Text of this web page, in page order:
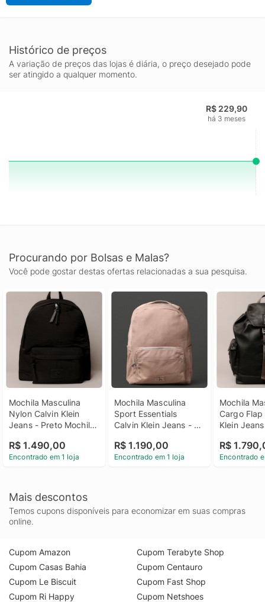
Histórico de preços
A variação de preços das lojas é diária, o preço desejado pode
ser atingido a qualquer momento.
R$ 229,90
há 3 meses
Procurando por Bolsas e Malas?
Você pode gostar destas ofertas relacionadas a sua pesquisa.
Mochila Masculina
Nylon Calvin Klein
Jeans - Preto Mochila
Calvin Klein Jeans
Preto u
R$ 1.490,00
Encontrado em 1 loja
Mochila Masculina
Sport Essentials
Calvin Klein Jeans -
Masculina Sport
Essentials Calvin Klein
R$ 1.190,00
Encontrado em 1 loja
Mochila
Cargo Flap
Klein
Cargo
Klein
R$
Encontrado
Mais descontos
Temos cupons disponíveis para economizar em suas compras
online.
Cupom Amazon
Cupom Casas Bahia
Cupom Le Biscuit
Cupom Ri Happy
Cupom Terabyte Shop
Cupom Centauro
Cupom Fast Shop
Cupom Netshoes